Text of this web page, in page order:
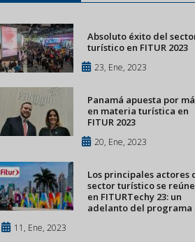
Absoluto éxito del
turístico en FITUR 2023
23, Ene, 2023
Panamá apuesta por
en materia turística en
FITUR 2023
20, Ene, 2023
Los principales actores
sector turístico se
en FITURTechy 23: un
adelanto del programa
11, Ene, 2023